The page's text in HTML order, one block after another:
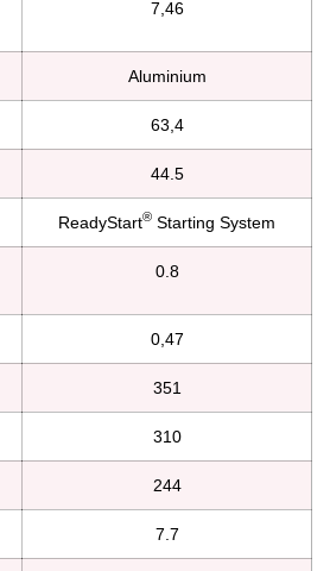
7,46
Aluminium
63,4
44.5
ReadyStart® Starting System
0.8
0,47
351
310
244
7.7